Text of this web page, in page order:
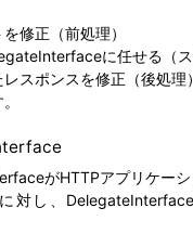
修正（前処理）
に任せる（ス
スポンスを修正（後処理
がHTTPアプリケー
対し、